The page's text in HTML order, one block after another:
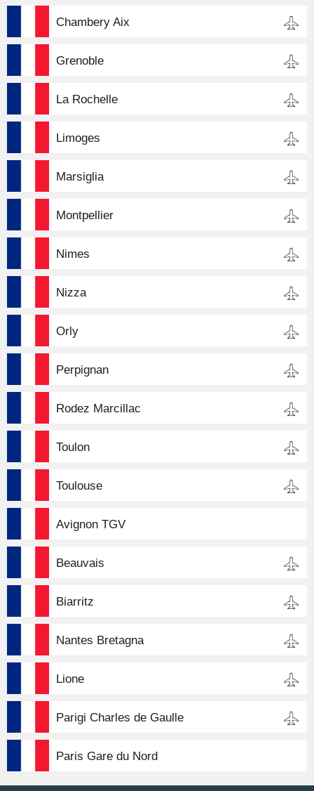
Chambery Aix
Grenoble
La Rochelle
Limoges
Marsiglia
Montpellier
Nimes
Nizza
Orly
Perpignan
Rodez Marcillac
Toulon
Toulouse
Avignon TGV
Beauvais
Biarritz
Nantes Bretagna
Lione
Parigi Charles de Gaulle
Paris Gare du Nord